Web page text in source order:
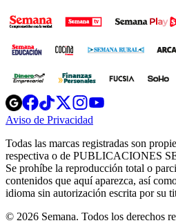
Opens
in
new
Opens
in
new
Opens
in
new
window
Opens
new
windowwindow
Aviso de Privacidad
new
window
Todas las marcas registradas son
respectiva o de PUBLICACIONES
Se prohíbe la reproducción total o
contenidos que aquí aparezca, así
idioma sin autorización escrita por su
© 2026 Semana. Todos los derechos